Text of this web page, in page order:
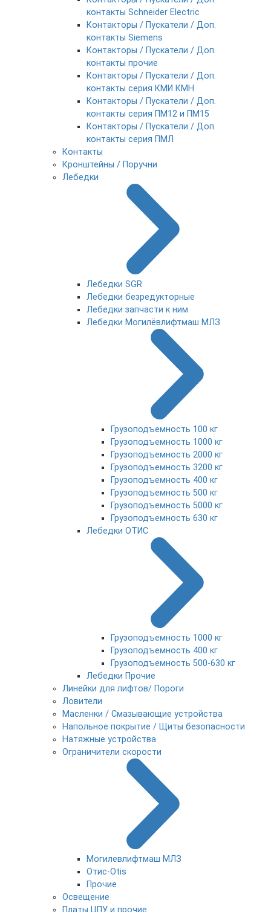
контакты Schneider Electric
Контакторы / Пускатели / Доп.
контакты Siemens
Контакторы / Пускатели / Доп.
контакты прочие
Контакторы / Пускатели / Доп.
контакты серия КМИ КМН
Контакторы / Пускатели / Доп.
контакты серия ПМ12 и ПМ15
Контакторы / Пускатели / Доп.
контакты серия ПМЛ
Контакты
Кронштейны / Поручни
Лебедки
Лебедки SGR
Лебедки безредукторные
Лебедки запчасти к ним
Лебедки Могилёвлифтмаш МЛЗ
Грузоподъемность 100 кг
Грузоподъемность 1000 кг
Грузоподъемность 2000 кг
Грузоподъемность 3200 кг
Грузоподъемность 400 кг
Грузоподъемность 500 кг
Грузоподъемность 5000 кг
Грузоподъемность 630 кг
Лебедки ОТИС
Грузоподъемность 1000 кг
Грузоподъемность 400 кг
Грузоподъемность 500-630 кг
Лебедки Прочие
Линейки для лифтов/ Пороги
Ловители
Масленки / Смазывающие устройства
Напольное покрытие / Щиты безопасности
Натяжные устройства
Ограничители скорости
Могилевлифтмаш МЛЗ
Отис-Otis
Прочие
Освещение